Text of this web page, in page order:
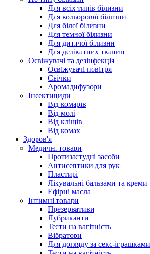
Для всіх типів білизни
Для кольорової білизни
Для білої білизни
Для темної білизни
Для дитячої білизни
Для делікатних тканин
Освіжувачі та дезінфекція
Освіжувачі повітря
Свічки
Аромадифузори
Інсектициди
Від комарів
Від молі
Від кліщів
Від комах
Здоров'я
Медичні товари
Протизастудні засоби
Антисептики для рук
Пластирі
Лікувальні бальзами та креми
Ефірні масла
Інтимні товари
Презервативи
Лубриканти
Тести на вагітність
Вібратори
Для догляду за секс-іграшками